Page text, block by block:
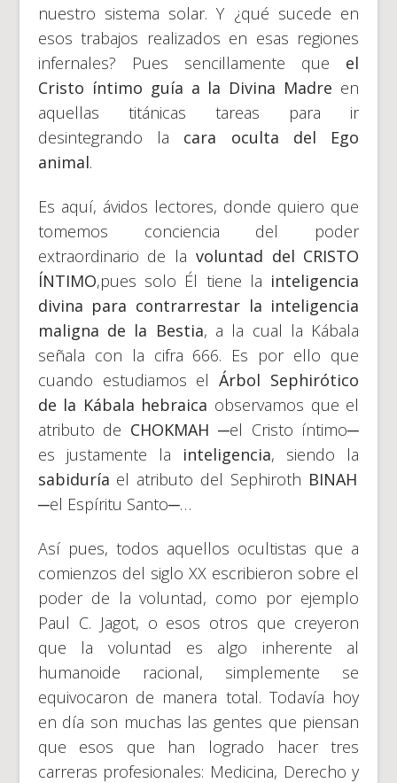
nuestro sistema solar. Y ¿qué sucede en
esos trabajos realizados en esas regiones
infernales? Pues sencillamente que el
Cristo íntimo guía a la Divina Madre en
aquellas titánicas tareas para ir
desintegrando la cara oculta del Ego
animal.
Es aquí, ávidos lectores, donde quiero que
tomemos conciencia del poder
extraordinario de la voluntad del CRISTO
ÍNTIMO,pues solo Él tiene la inteligencia
divina para contrarrestar la inteligencia
maligna de la Bestia, a la cual la Kábala
señala con la cifra 666. Es por ello que
cuando estudiamos elÁrbol Sephirótico
de la Kábala hebraica observamos que el
atributo de CHOKMAH ─el Cristo íntimo─
es justamente
la inteligencia, siendo la
sabiduría el atributo del Sephiroth BINAH
─el Espíritu Santo─…
Así pues, todos aquellos ocultistas que a
comienzos del siglo XX escribieron sobre el
poder de la voluntad, como por ejemplo
Paul C. Jagot, o esos otros que creyeron
que la voluntad es algo inherente al
humanoide racional, simplemente se
equivocaron de manera total. Todavía hoy
en día son muchas las gentes que piensan
que esos que han logrado hacer tres
carreras profesionales: Medicina, Derecho y